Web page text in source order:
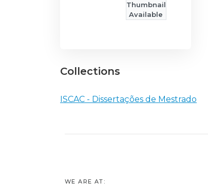
Thumbnail
Available
Collections
ISCAC - Dissertações de Mestrado
WE ARE AT: